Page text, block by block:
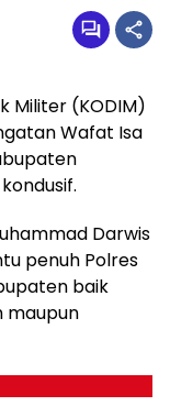
Militer (KODIM)
Wafat Isa
Darwis
penuh Polres
baik
maupun